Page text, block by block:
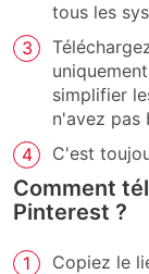
tous les
simplifier
n'avez pas
C'est
Comment
Pinterest ?
Copiez le